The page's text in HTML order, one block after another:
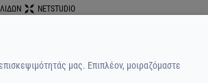
NETSTUDIO
μας. Επιπλέον, μοιραζόμαστε